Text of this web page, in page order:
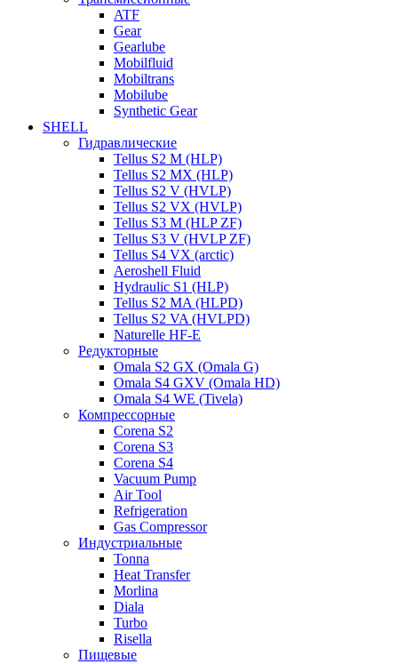
ATF
Gear
Gearlube
Mobilfluid
Mobiltrans
Mobilube
Synthetic Gear
SHELL
Гидравлические
Tellus S2 M (HLP)
Tellus S2 MХ (HLP)
Tellus S2 V (HVLP)
Tellus S2 VX (HVLP)
Tellus S3 M (HLP ZF)
Tellus S3 V (HVLP ZF)
Tellus S4 VX (arctic)
Aeroshell Fluid
Hydraulic S1 (HLP)
Tellus S2 MA (HLPD)
Tellus S2 VA (HVLPD)
Naturelle HF-E
Редукторные
Omala S2 GX (Omala G)
Omala S4 GXV (Omala HD)
Omala S4 WE (Tivela)
Компрессорные
Corena S2
Corena S3
Corena S4
Vacuum Pump
Air Tool
Refrigeration
Gas Compressor
Индустриальные
Tonna
Heat Transfer
Morlina
Diala
Turbo
Risella
Пищевые